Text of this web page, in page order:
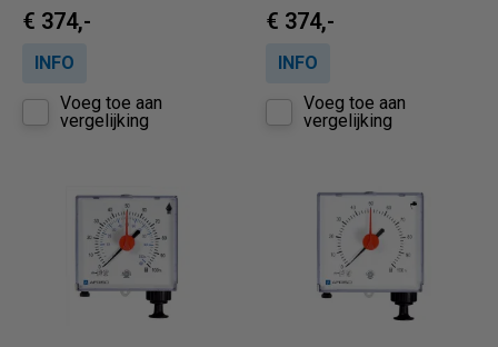
€ 374,-
INFO
Voeg toe aan
vergelijking
€ 374,-
INFO
Voeg toe aan
vergelijking